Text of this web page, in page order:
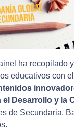
ha recopilado
educativos con
el Desarrollo y la
de Secundaria,